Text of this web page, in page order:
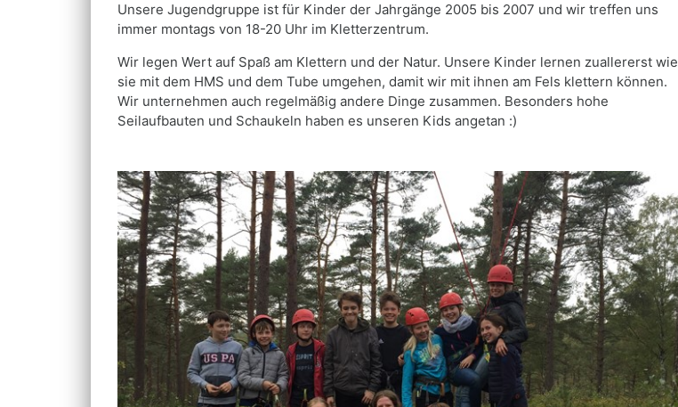
Unsere Jugendgruppe ist für Kinder der Jahrgänge 2005 bis 2007 und wir treffen uns
immer montags von 18-20 Uhr im Kletterzentrum.
Wir legen Wert auf Spaß am Klettern und der Natur. Unsere Kinder lernen zuallererst wie
sie mit dem HMS und dem Tube umgehen, damit wir mit ihnen am Fels klettern können.
Wir unternehmen auch regelmäßig andere Dinge zusammen. Besonders hohe
Seilaufbauten und Schaukeln haben es unseren Kids angetan :)